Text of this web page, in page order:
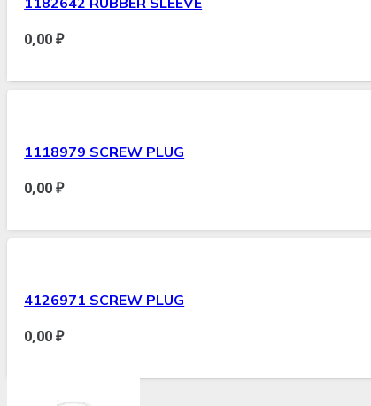
0,00₽
1118979 SCREW PLUG
0,00₽
4126971 SCREW PLUG
0,00₽